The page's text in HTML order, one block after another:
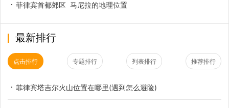
菲律宾首都郊区 马尼拉的地理位置
最新排行
点击排行 专题排行 列表排行 推荐排行
菲律宾塔吉尔火山位置在哪里(遇到怎么避险)